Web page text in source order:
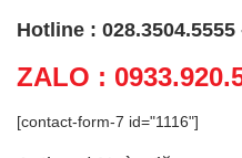
Hotline : 028.3504.5555
ZALO :
[contact-form-7 id="1116"]